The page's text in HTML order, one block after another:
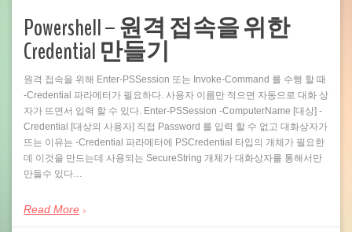
Powershell – 원격 접속을 위한
Credential 만들기
원격 접속을 위해 Enter-PSSession 또는 Invoke-Command 를 수행 할 때
-Credential 파라메터가 필요하다. 사용자 이름만 적으면 자동으로 대화 상
자가 뜨면서 입력 할 수 있다. Enter-PSSession -ComputerName [대상] -
Credential [대상의 사용자] 직접 Password 를 입력 할 수 없고 대화상자가
뜨는 이유는 -Credential 파라메터에 PSCredential 타입의 개체가 필요한
데 이것을 만드는데 사용되는 SecureString 개체가 대화상자를 통해서만
만들수 있다…
Read More